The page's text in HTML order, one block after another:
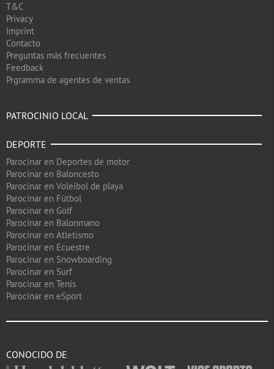
T&C
Privacy
Imprint
Contacto
Preguntas más frecuentes
Feedback
Prgramma de agentes de ventas
PATROCINIO LOCAL
DEPORTE
Parocinar en Deportes de motor
Parocinar en Baloncesto
Parocinar en Voleibol de playa
Parocinar en Fútbol
Parocinar en Golf
Parocinar en Balonmano
Parocinar en Atletismo
Parocinar en Ecuestre
Parocinar en Snowboarding
Parocinar en Surf
Parocinar en Tenis
Parocinar en eSport
CONOCIDO DE